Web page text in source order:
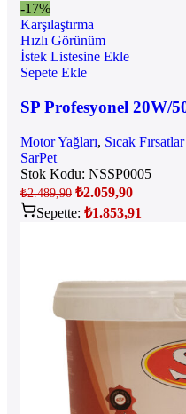
-17%
Karşılaştırma
Hızlı Görünüm
İstek Listesine Ekle
Sepete Ekle
SP Profesyonel 20W/
Motor Yağları, Sıcak Fırsatlar
SarPet
Stok Kodu: NSSP0005
₺2.489,90 ₺2.059,90
Sepette: ₺1.853,91